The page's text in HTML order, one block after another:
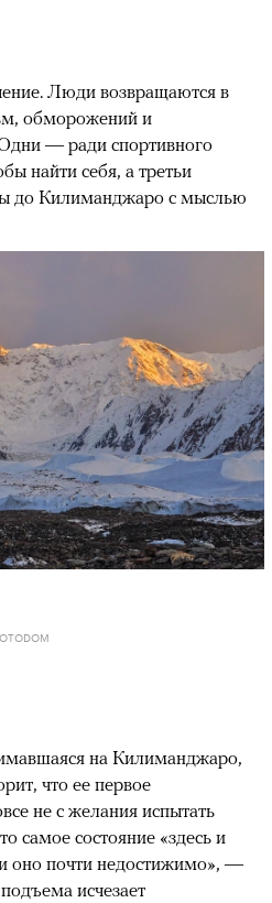
Люди возвращаются в
обморожений и
— ради спортивного
найти себя, а третьи
до Килиманджаро с мыслью
на Килиманджаро,
что ее первое
не с желания испытать
самое состояние «здесь и
оно почти недостижимо», —
исчезает